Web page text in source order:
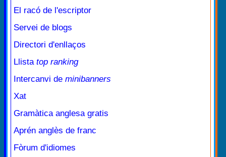
El racó de l'escriptor
Servei de blogs
Directori d'enllaços
Llista top ranking
Intercanvi de minibanners
Xat
Gramàtica anglesa gratis
Aprén anglès de franc
Fòrum d'idiomes